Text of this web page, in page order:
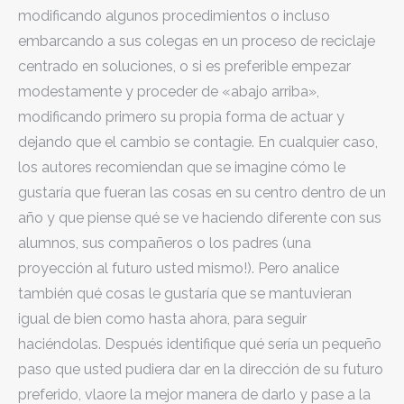
modificando algunos procedimientos o incluso
embarcando a sus colegas en un proceso de reciclaje
centrado en soluciones, o si es preferible empezar
modestamente y proceder de «abajo arriba»,
modificando primero su propia forma de actuar y
dejando que el cambio se contagie. En cualquier caso,
los autores recomiendan que se imagine cómo le
gustaría que fueran las cosas en su centro dentro de un
año y que piense qué se ve haciendo diferente con sus
alumnos, sus compañeros o los padres (una
proyección al futuro usted mismo!). Pero analice
también qué cosas le gustaría que se mantuvieran
igual de bien como hasta ahora, para seguir
haciéndolas. Después identifique qué sería un pequeño
paso que usted pudiera dar en la dirección de su futuro
preferido, vlaore la mejor manera de darlo y pase a la